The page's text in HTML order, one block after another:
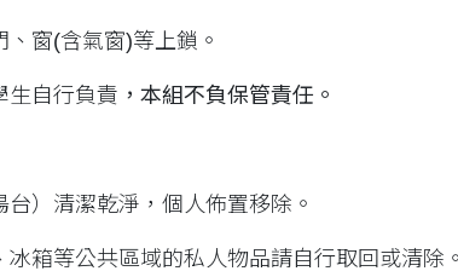
窗(含氣窗)等上鎖。
生自行負責 ，本組不負保管責任。
）清潔乾淨，個人佈置移除。
冰箱等公共區域的私人物品請自行取回或清除